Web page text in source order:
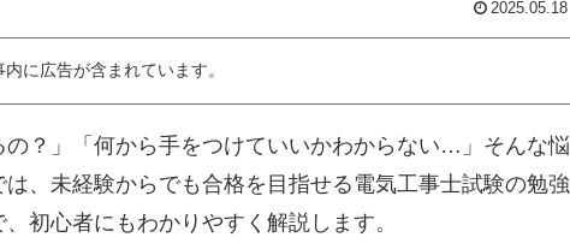
2025.05.18
内に広告が含まれています。
の？」「何から手をつけていいかわからない…」そんな悩
、未経験からでも合格を目指せる電気工事士試験の勉強
初心者にもわかりやすく解説します。